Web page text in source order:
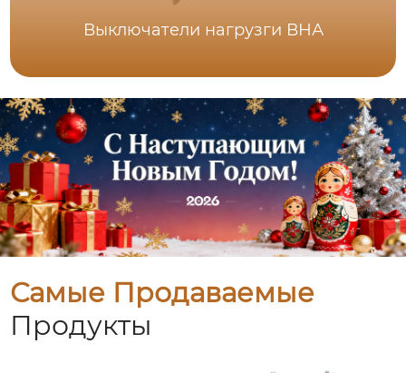
Выключатели нагрузги ВНА
Самые Продаваемые
Продукты